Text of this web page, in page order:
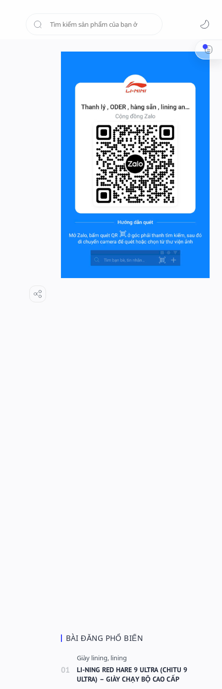
BÀI ĐĂNG PHỔ BIẾN
LI-NING RED HARE 9 ULTRA (CHITU 9
ULTRA) – GIÀY CHẠY BỘ CAO CẤP